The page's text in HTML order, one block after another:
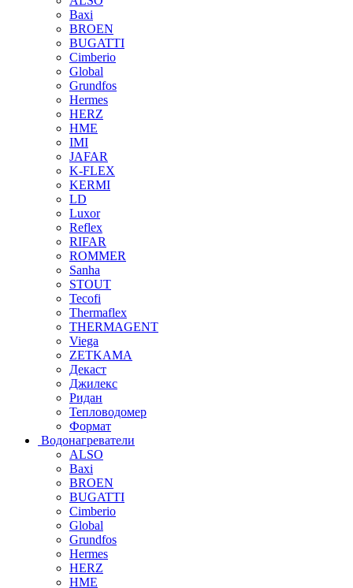
Baxi
BROEN
BUGATTI
Cimberio
Global
Grundfos
Hermes
HERZ
HME
IMI
JAFAR
K-FLEX
KERMI
LD
Luxor
Reflex
RIFAR
ROMMER
Sanha
STOUT
Tecofi
Thermaflex
THERMAGENT
Viega
ZETKAMA
Декаст
Джилекс
Ридан
Тепловодомер
Формат
Водонагреватели
ALSO
Baxi
BROEN
BUGATTI
Cimberio
Global
Grundfos
Hermes
HERZ
HME